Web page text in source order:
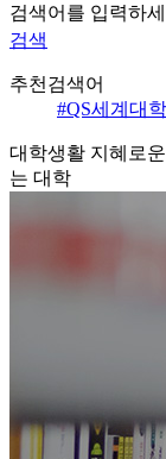
검색어를 입력하
검색
추천검색어
#QS세계대학
대학생활 지혜로
는 대학